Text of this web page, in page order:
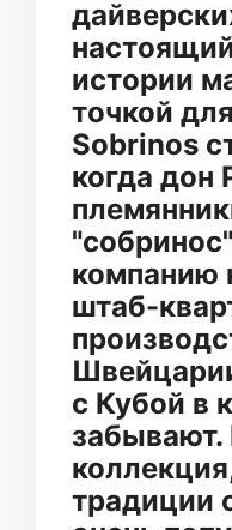
истории
точкой
Sobrinos
когда дон
компанию
штаб-
с Кубой в
забывают.
традиции